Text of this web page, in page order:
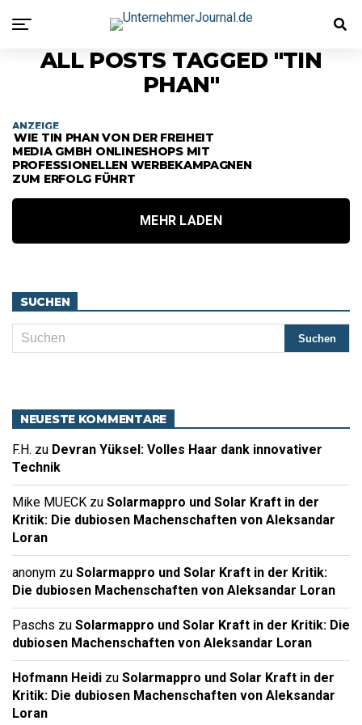
ALL POSTS TAGGED "TIN
PHAN"
ANZEIGE
WIE TIN PHAN VON DER FREIHEIT
MEDIA GMBH ONLINESHOPS MIT
PROFESSIONELLEN WERBEKAMPAGNEN
ZUM ERFOLG FÜHRT
MEHR LADEN
SUCHEN
NEUESTE KOMMENTARE
F.H. zu Devran Yüksel: Volles Haar dank innovativer
Technik
Mike MUECK zu Solarmappro und Solar Kraft in der
Kritik: Die dubiosen Machenschaften von Aleksandar
Loran
anonym zu Solarmappro und Solar Kraft in der Kritik:
Die dubiosen Machenschaften von Aleksandar Loran
Paschs zu Solarmappro und Solar Kraft in der Kritik: Die
dubiosen Machenschaften von Aleksandar Loran
Hofmann Heidi zu Solarmappro und Solar Kraft in der
Kritik: Die dubiosen Machenschaften von Aleksandar
Loran